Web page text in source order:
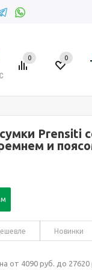
0 0
Prensiti
и
Новинки
от 4090 руб. до 27620